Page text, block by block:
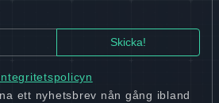
ett nyhetsbrev nån gång ibland